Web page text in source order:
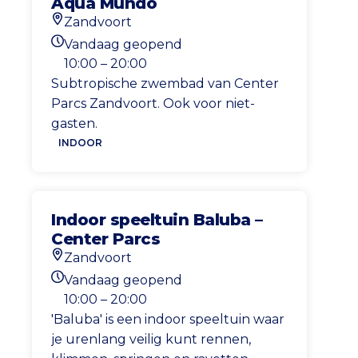
Locatie
Zandvoort
Openingstijden vandaag
Vandaag geopend
10:00 – 20:00
Subtropische zwembad van Center
Parcs Zandvoort. Ook voor niet-
gasten.
INDOOR
Indoor speeltuin Baluba –
Center Parcs
Locatie
Zandvoort
Openingstijden vandaag
Vandaag geopend
10:00 – 20:00
'Baluba' is een indoor speeltuin waar
je urenlang veilig kunt rennen,